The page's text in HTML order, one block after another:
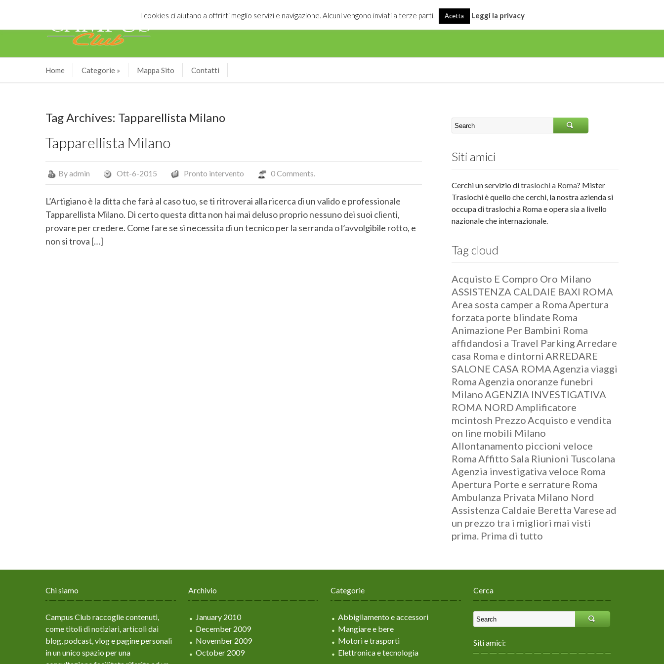
Home Categorie » Mappa Sito Contatti
Tag Archives: Tapparellista Milano
Tapparellista Milano
Byadmin Ott-6-2015 Pronto intervento 0 Comments.
L’Artigiano è la ditta che farà al caso tuo, se ti ritroverai alla ricerca di un valido e professionale
Tapparellista Milano. Di certo questa ditta non hai mai deluso proprio nessuno dei suoi clienti,
provare per credere. Come fare se si necessita di un tecnico per la serranda o l’avvolgibile rotto, e
non si trova […]
Siti amici
Cerchi un servizio ditraslochi a Roma? Mister
Traslochi è quello che cerchi, la nostra azienda si
occupa di traslochi a Roma e opera sia a livello
nazionale che internazionale.
Tag cloud
Acquisto E Compro Oro Milano
ASSISTENZA CALDAIE BAXI ROMA
Area sosta camper a RomaApertura
forzata porte blindate Roma
Animazione Per Bambini Roma
affidandosi a Travel ParkingArredare
casa Roma e dintorni ARREDARE
SALONE CASA ROMAAgenzia viaggi
RomaAgenzia onoranze funebri
MilanoAGENZIA INVESTIGATIVA
ROMA NORDAmplificatore
mcintosh PrezzoAcquisto e vendita
on line mobili Milano
Allontanamento piccioni veloce
RomaAffitto Sala Riunioni Tuscolana
Agenzia investigativa veloce Roma
Apertura Porte e serrature Roma
Ambulanza Privata Milano Nord
Assistenza Caldaie Beretta Varese ad
un prezzo tra i migliori mai visti
prima. Prima di tutto
Chi siamo
Campus Club raccoglie contenuti,
come titoli di notiziari, articoli dai
blog, podcast, vlog e pagine personali
in un unico spazio per una
Archivio
January 2010
December 2009
November 2009
October 2009
Categorie
Abbigliamento e accessori
Mangiare e bere
Motori e trasporti
Elettronica e tecnologia
Cerca
Siti amici:
I cookies ci aiutano a offrirti meglio servizi e navigazione. Alcuni vengono inviati a terze parti. Acetta Leggi la privacy